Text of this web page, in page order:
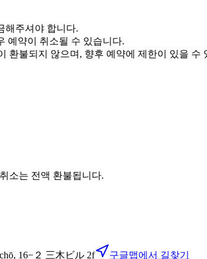
해주셔야 합니다.
예약이 취소될 수 있습니다.
환불되지 않으며, 향후 예약에 제한이 있을 수
소는 전액 환불됩니다.
16−２ 三木ビル 2f 구글맵에서 길찾기